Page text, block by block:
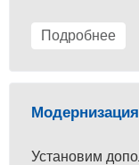
Подробнее
Установим